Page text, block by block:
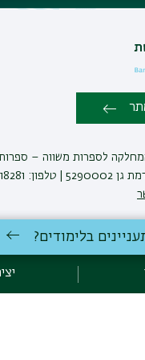
לספרות משווה – ספרות
בר-אילן
בלימודים?